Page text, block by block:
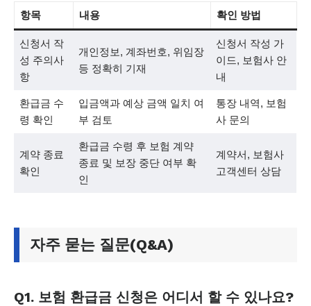
항목 내용 확인 방법
신청서 작
성 주의사
항
개인정보, 계좌번호, 위임장
등 정확히 기재
신청서 작성 가
이드, 보험사 안
내
환급금 수
령 확인
입금액과 예상 금액 일치 여
부 검토
통장 내역, 보험
사 문의
계약 종료
확인
환급금 수령 후 보험 계약
종료 및 보장 중단 여부 확
인
계약서, 보험사
고객센터 상담
자주 묻는 질문(Q&A)
Q1. 보험 환급금 신청은 어디서 할 수 있나요?